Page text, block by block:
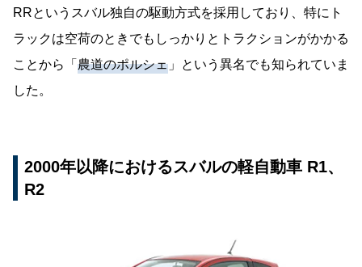
RRというスバル独自の駆動方式を採用しており、特にト
ラックは空荷のときでもしっかりとトラクションがかかる
ことから「 農道のポルシェ 」という異名でも知られていま
した。
2000年以降におけるスバルの軽自動車 R1、
R2